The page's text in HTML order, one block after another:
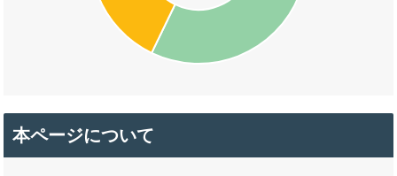
本ページについて